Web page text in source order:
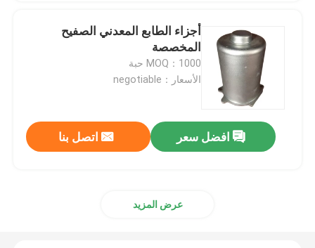
رقابة جودة
اتصل بنا
أخبار
أجزاء الطابع المعدني الصفيح
المخصصة
MOQ：1000 حبة
الأسعار：negotiable
افضل سعر اتصل بنا
عرض المزيد